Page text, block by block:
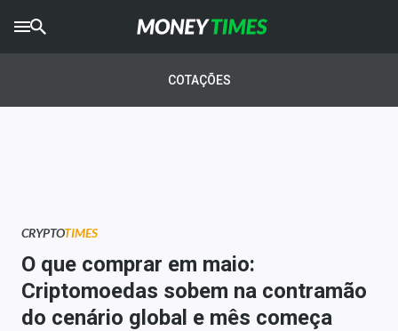
AGROTIMES
Newsletters
Money Trader
Anuncie
COTAÇÕES
CRYPTOTIMES
O que comprar em maio:
Criptomoedas sobem na contramão
do cenário global e mês começa